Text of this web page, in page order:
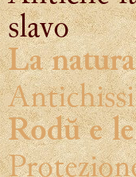
slavo
La
Rodŭ e